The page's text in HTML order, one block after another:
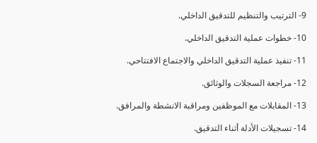
9- الترتيب والتنظيم للتدقيق الداخلي.
10- خطوات عملية التدقيق الداخلي.
11- تنفيذ عملية التدقيق الداخلي والاجتماع الافتتاحي.
12- مراجعة السجلات والوثائق.
13- المقابلات مع الموظفين ومراقبة الانشطة والمرافق.
14- تسجيلات الأدلة أثناء التدقيق.